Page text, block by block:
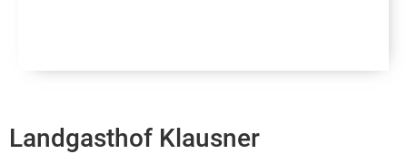
Landgasthof Klausner